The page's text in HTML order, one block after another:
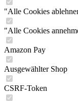
"Alle Cookies
"Alle Cookies
Amazon Pay
Ausgewählter Shop
CSRF-Token